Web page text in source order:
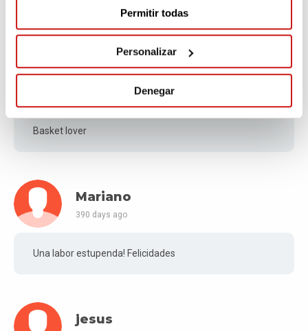
Permitir todas
Personalizar
Denegar
Enhorabuena 💪💪💪
Francisco Javier
Basket lover
Mariano
390 days ago
Una labor estupenda! Felicidades
jesus